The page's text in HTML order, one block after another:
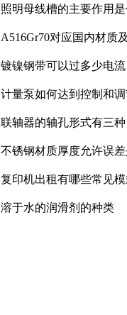
照明母线槽的主要作用是
A516Gr70对应国内材质
镀镍钢带可以过多少电流
计量泵如何达到控制和
联轴器的轴孔形式有三
不锈钢材质厚度允许误
复印机出租有哪些常见
溶于水的润滑剂的种类